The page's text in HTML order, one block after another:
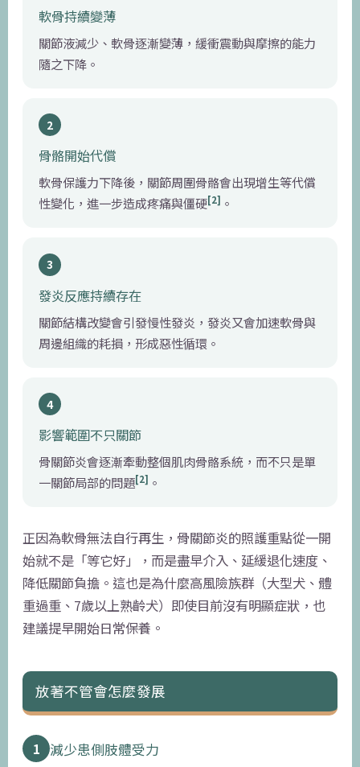
軟骨持續變薄
關節液減少、軟骨逐漸變薄，緩衝震動與摩擦的能力
隨之下降。
2
骨骼開始代償
軟骨保護力下降後，關節周圍骨骼會出現增生等代償
性變化，進一步造成疼痛與僵硬[2] 。
3
發炎反應持續存在
關節結構改變會引發慢性發炎，發炎又會加速軟骨與
周邊組織的耗損，形成惡性循環。
4
影響範圍不只關節
骨關節炎會逐漸牽動整個肌肉骨骼系統，而不只是單
一關節局部的問題[2] 。
正因為軟骨無法自行再生，骨關節炎的照護重點從一開
始就不是「等它好」，而是盡早介入、延緩退化速度、
降低關節負擔。這也是為什麼高風險族群（大型犬、體
重過重、7歲以上熟齡犬）即使目前沒有明顯症狀，也
建議提早開始日常保養。
放著不管會怎麼發展
1 減少患側肢體受力